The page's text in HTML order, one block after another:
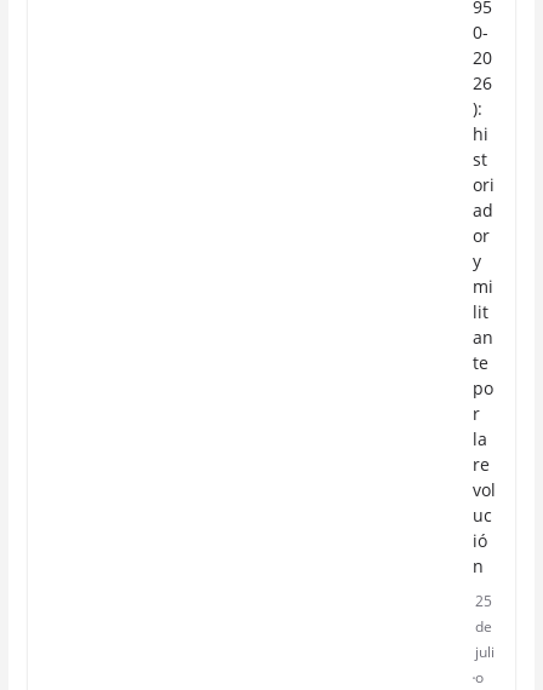
95
0-
20
26
):
hi
st
ori
ad
or
y
mi
lit
an
te
po
r
la
re
vol
uc
ió
n
25
de
juli
o